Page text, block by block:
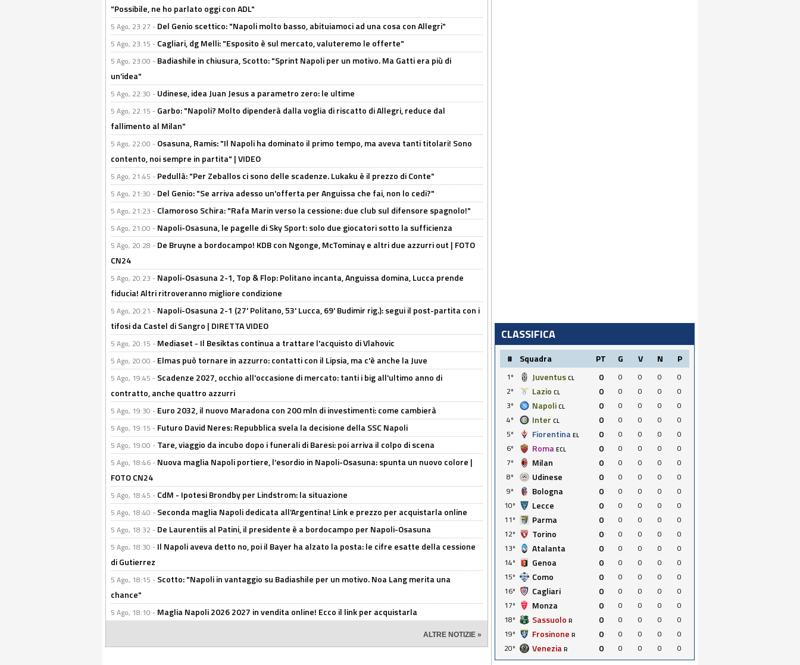
"Possibile, ne ho parlato oggi con ADL"
5 Ago, 23:27 - Del Genio scettico: "Napoli molto basso, abituiamoci ad una cosa con Allegri"
5 Ago, 23:15 - Cagliari, dg Melli: "Esposito è sul mercato, valuteremo le offerte"
5 Ago, 23:00 - Badiashile in chiusura, Scotto: "Sprint Napoli per un motivo. Ma Gatti era più di
un'idea"
5 Ago, 22:30 - Udinese, idea Juan Jesus a parametro zero: le ultime
5 Ago, 22:15 - Garbo: "Napoli? Molto dipenderà dalla voglia di riscatto di Allegri, reduce dal
fallimento al Milan"
5 Ago, 22:00 - Osasuna, Ramis: "Il Napoli ha dominato il primo tempo, ma aveva tanti titolari! Sono
contento, noi sempre in partita" | VIDEO
5 Ago, 21:45 - Pedullà: "Per Zeballos ci sono delle scadenze. Lukaku è il prezzo di Conte"
5 Ago, 21:30 - Del Genio: "Se arriva adesso un'offerta per Anguissa che fai, non lo cedi?"
5 Ago, 21:23 - Clamoroso Schira: "Rafa Marin verso la cessione: due club sul difensore spagnolo!"
5 Ago, 21:00 - Napoli-Osasuna, le pagelle di Sky Sport: solo due giocatori sotto la sufficienza
5 Ago, 20:28 - De Bruyne a bordocampo! KDB con Ngonge, McTominay e altri due azzurri out | FOTO
CN24
5 Ago, 20:23 - Napoli-Osasuna 2-1, Top & Flop: Politano incanta, Anguissa domina, Lucca prende
fiducia! Altri ritroveranno migliore condizione
5 Ago, 20:21 - Napoli-Osasuna 2-1 (27' Politano, 53' Lucca, 69' Budimir rig.): segui il post-partita con i
tifosi da Castel di Sangro | DIRETTA VIDEO
5 Ago, 20:15 - Mediaset - Il Besiktas continua a trattare l'acquisto di Vlahovic
5 Ago, 20:00 - Elmas può tornare in azzurro: contatti con il Lipsia, ma c'è anche la Juve
5 Ago, 19:45 - Scadenze 2027, occhio all'occasione di mercato: tanti i big all'ultimo anno di
contratto, anche quattro azzurri
5 Ago, 19:30 - Euro 2032, il nuovo Maradona con 200 mln di investimenti: come cambierà
5 Ago, 19:15 - Futuro David Neres: Repubblica svela la decisione della SSC Napoli
5 Ago, 19:00 - Tare, viaggio da incubo dopo i funerali di Baresi: poi arriva il colpo di scena
5 Ago, 18:46 - Nuova maglia Napoli portiere, l'esordio in Napoli-Osasuna: spunta un nuovo colore |
FOTO CN24
5 Ago, 18:45 - CdM - Ipotesi Brondby per Lindstrom: la situazione
5 Ago, 18:40 - Seconda maglia Napoli dedicata all'Argentina! Link e prezzo per acquistarla online
5 Ago, 18:32 - De Laurentiis al Patini, il presidente è a bordocampo per Napoli-Osasuna
5 Ago, 18:30 - Il Napoli aveva detto no, poi il Bayer ha alzato la posta: le cifre esatte della cessione
di Gutierrez
5 Ago, 18:15 - Scotto: "Napoli in vantaggio su Badiashile per un motivo. Noa Lang merita una
chance"
5 Ago, 18:10 - Maglia Napoli 2026 2027 in vendita online! Ecco il link per acquistarla
ALTRE NOTIZIE »
CLASSIFICA
# Squadra PT G V N P
1º Juventus CL 0 0 0 0
0
2º
Lazio CL 0 0 0 0
0
3º
Napoli CL 0 0 0 0
0
4º
Inter CL 0 0 0 0
0
5º
Fiorentina EL 0 0 0 0
0
6º
Roma ECL 0 0 0 0
0
7º
Milan 0 0 0 0
0
8º
Udinese 0 0 0 0
0
9º
Bologna 0 0 0 0
0
10º
Lecce 0 0 0 0
0
11º
Parma 0 0 0 0
0
12º
Torino 0 0 0 0
0
13º
Atalanta 0 0 0 0
0
14º
Genoa 0 0 0 0
0
15º
Como 0 0 0 0
0
16º
Cagliari 0 0 0 0
0
17º
Monza 0 0 0 0
0
18º
Sassuolo R 0 0 0 0
0
19º
Frosinone R 0 0 0 0
0
20º
Venezia R 0 0 0 0 0